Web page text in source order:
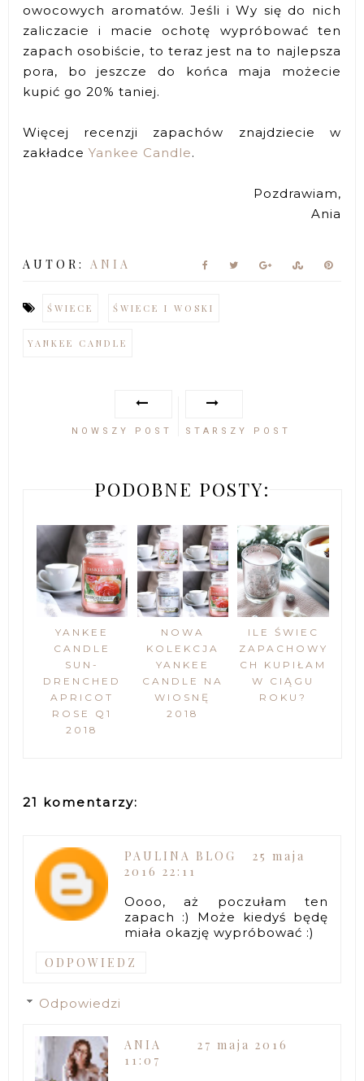
owocowych aromatów. Jeśli i Wy się do nich
zaliczacie i macie ochotę wypróbować ten
zapach osobiście, to teraz jest na to najlepsza
pora, bo jeszcze do końca maja możecie
kupić go 20% taniej.
Więcej recenzji zapachów znajdziecie w
zakładceYankee Candle.
Pozdrawiam,
Ania
AUTOR: ANIA
ŚWIECE ŚWIECE I WOSKI
YANKEE CANDLE
NOWSZY POST STARSZY POST
PODOBNE POSTY:
YANKEE
CANDLE
SUN-
DRENCHED
APRICOT
ROSE Q1
2018
NOWA
KOLEKCJA
YANKEE
CANDLE NA
WIOSNĘ
2018
ILE ŚWIEC
ZAPACHOWY
CH KUPIŁAM
W CIĄGU
ROKU?
21 komentarzy:
PAULINA BLOG
25 maja
2016 22:11
Oooo, aż poczułam ten
zapach :) Może kiedyś będę
miała okazję wypróbować :)
ODPOWIEDZ
Odpowiedzi
ANIA
27 maja 2016
11:07